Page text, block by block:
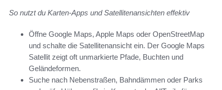
So nutzt du Karten-Apps und Satellitenansichten effektiv
Öffne Google Maps, Apple Maps oder OpenStreetMap
und schalte die Satellitenansicht ein. Der Google Maps
Satellit zeigt oft unmarkierte Pfade, Buchten und
Geländeformen.
Suche nach Nebenstraßen, Bahndämmen oder Parks